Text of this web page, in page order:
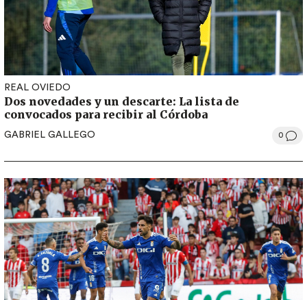
REAL OVIEDO
Dos novedades y un descarte: La lista de
convocados para recibir al Córdoba
GABRIEL GALLEGO 0